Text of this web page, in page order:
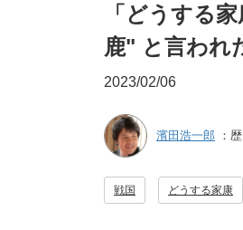
「どうする
鹿" と言われ
2023/02/06
濱田浩一郎 ：
戦国 どうする家康